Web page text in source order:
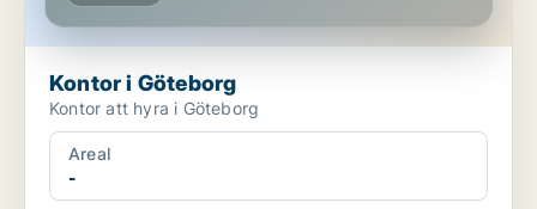
Kontor i Göteborg
Kontor att hyra i Göteborg
Areal
-